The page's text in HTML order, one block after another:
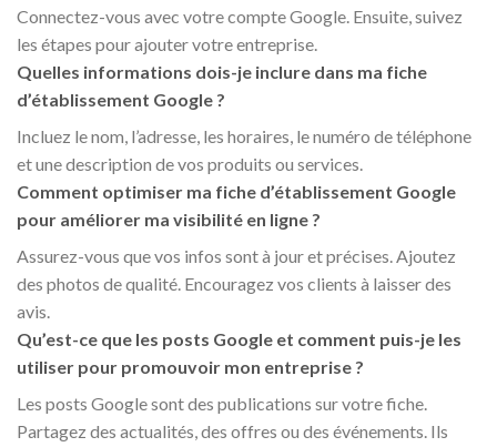
Connectez-vous avec votre compte Google. Ensuite, suivez
les étapes pour ajouter votre entreprise.
Quelles informations dois-je inclure dans ma fiche
d’établissement Google ?
Incluez le nom, l’adresse, les horaires, le numéro de téléphone
et une description de vos produits ou services.
Comment optimiser ma fiche d’établissement Google
pour améliorer ma visibilité en ligne ?
Assurez-vous que vos infos sont à jour et précises. Ajoutez
des photos de qualité. Encouragez vos clients à laisser des
avis.
Qu’est-ce que les posts Google et comment puis-je les
utiliser pour promouvoir mon entreprise ?
Les posts Google sont des publications sur votre fiche.
Partagez des actualités, des offres ou des événements. Ils